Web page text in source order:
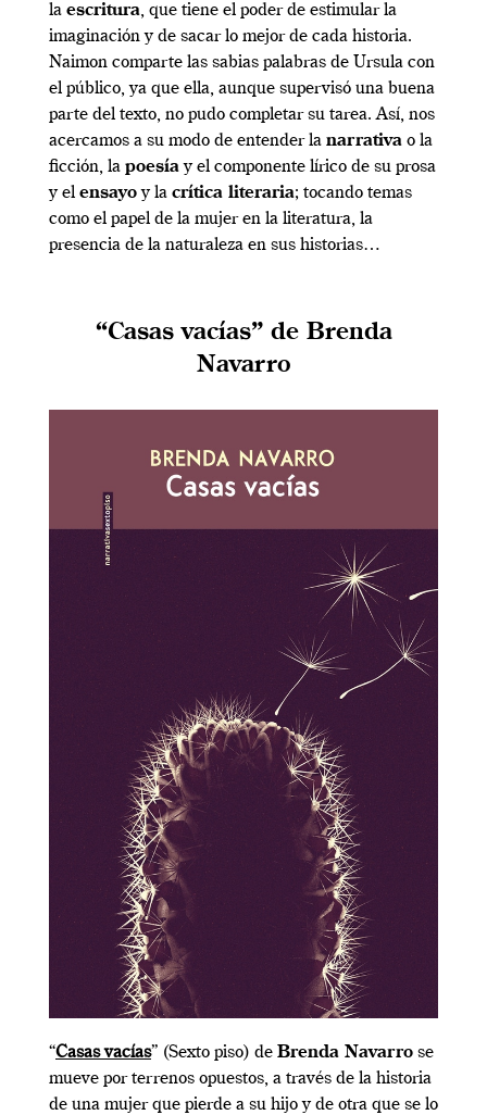
la escritura, que tiene el poder de estimular la
imaginación y de sacar lo mejor de cada historia.
Naimon comparte las sabias palabras de Ursula con
el público, ya que ella, aunque supervisó una buena
parte del texto, no pudo completar su tarea. Así, nos
acercamos a su modo de entender la narrativa o la
ficción, la poesíay el componente lírico de su prosa
y el ensayoy la crítica literaria; tocando temas
como el papel de la mujer en la literatura, la
presencia de la naturaleza en sus historias…
“Casas vacías” de Brenda
Navarro
“Casas vacías” (Sexto piso) de Brenda Navarro se
mueve por terrenos opuestos, a través de la historia
de una mujer que pierde a su hijo y de otra que se lo